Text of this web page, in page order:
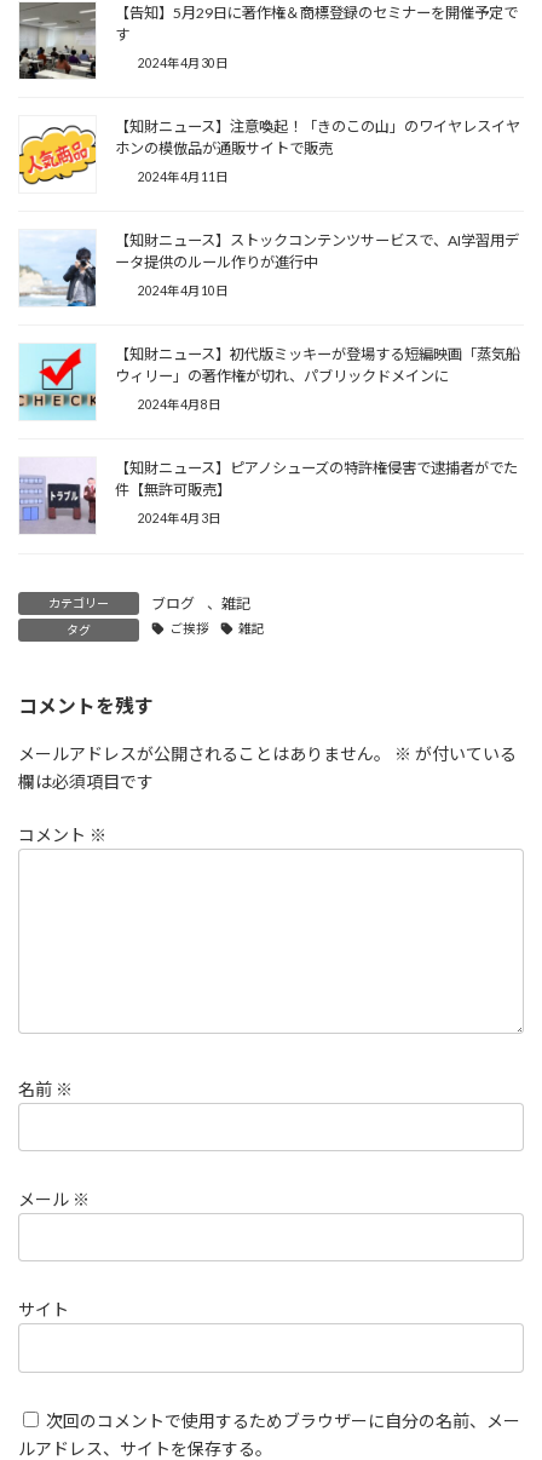
【告知】5月29日に著作権＆商標登録のセミナーを開催予定で
す
2024年4月30日
【知財ニュース】注意喚起！「きのこの山」のワイヤレスイヤ
ホンの模倣品が通販サイトで販売
2024年4月11日
【知財ニュース】ストックコンテンツサービスで、AI学習用デ
ータ提供のルール作りが進行中
2024年4月10日
【知財ニュース】初代版ミッキーが登場する短編映画「蒸気船
ウィリー」の著作権が切れ、パブリックドメインに
2024年4月8日
【知財ニュース】ピアノシューズの特許権侵害で逮捕者がでた
件【無許可販売】
2024年4月3日
カテゴリー ブログ 、 雑記
タグ ご挨拶 雑記
コメントを残す
メールアドレスが公開されることはありません。 ※ が付いている
欄は必須項目です
コメント ※
名前 ※
メール ※
サイト
次回のコメントで使用するためブラウザーに自分の名前、メー
ルアドレス、サイトを保存する。